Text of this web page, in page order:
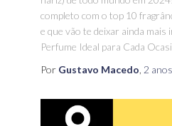
completo com o top 10
e que vão te deixar ainda mais
Perfume Ideal para Cada
Por Gustavo Macedo 2 anos